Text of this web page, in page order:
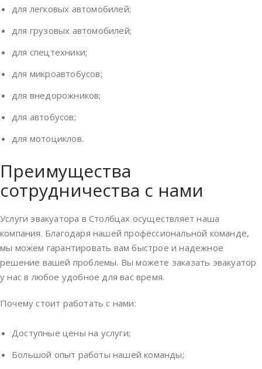
для легковых автомобилей;
для грузовых автомобилей;
для спецтехники;
для микроавтобусов;
для внедорожников;
для автобусов;
для мотоциклов.
Преимущества
сотрудничества с нами
Услуги эвакуатора в Столбцах осуществляет наша
компания. Благодаря нашей профессиональной команде,
мы можем гарантировать вам быстрое и надежное
решение вашей проблемы. Вы можете заказать эвакуатор
у нас в любое удобное для вас время.
Почему стоит работать с нами:
Доступные цены на услуги;
Большой опыт работы нашей команды;